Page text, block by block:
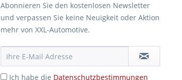
Abonnieren Sie den kostenlosen Newsletter
und verpassen Sie keine Neuigkeit oder Aktion
mehr von XXL-Automotive.
Ich habe die Datenschutzbestimmungen